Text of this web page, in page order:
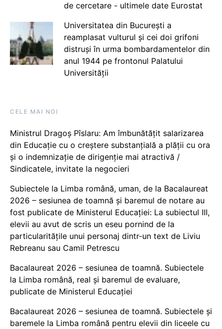
de cercetare - ultimele date Eurostat
Universitatea din București a
reamplasat vulturul și cei doi grifoni
distruși în urma bombardamentelor din
anul 1944 pe frontonul Palatului
Universității
CELE MAI NOI
Ministrul Dragoș Pîslaru: Am îmbunătățit salarizarea
din Educație cu o creștere substanțială a plății cu ora
și o indemnizație de dirigenție mai atractivă /
Sindicatele, invitate la negocieri
Subiectele la Limba română, uman, de la Bacalaureat
2026 – sesiunea de toamnă și baremul de notare au
fost publicate de Ministerul Educației: La subiectul III,
elevii au avut de scris un eseu pornind de la
particularitățile unui personaj dintr-un text de Liviu
Rebreanu sau Camil Petrescu
Bacalaureat 2026 – sesiunea de toamnă. Subiectele
la Limba română, real și baremul de evaluare,
publicate de Ministerul Educației
Bacalaureat 2026 – sesiunea de toamnă. Subiectele și
baremele la Limba română pentru elevii din liceele cu